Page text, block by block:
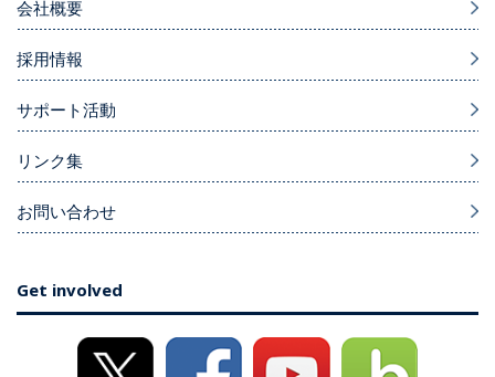
会社概要
採用情報
サポート活動
リンク集
お問い合わせ
Get involved